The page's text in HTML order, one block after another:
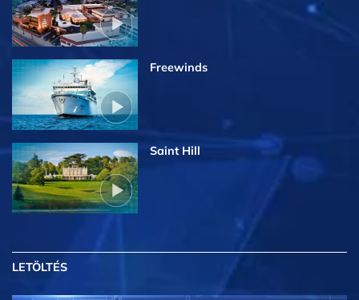
Freewinds
Saint Hill
LETÖLTÉS